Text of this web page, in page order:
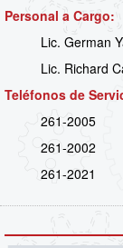
Personal a Cargo:
Lic. German
Lic. Richard
Teléfonos de
261-2005
261-2002
261-2021